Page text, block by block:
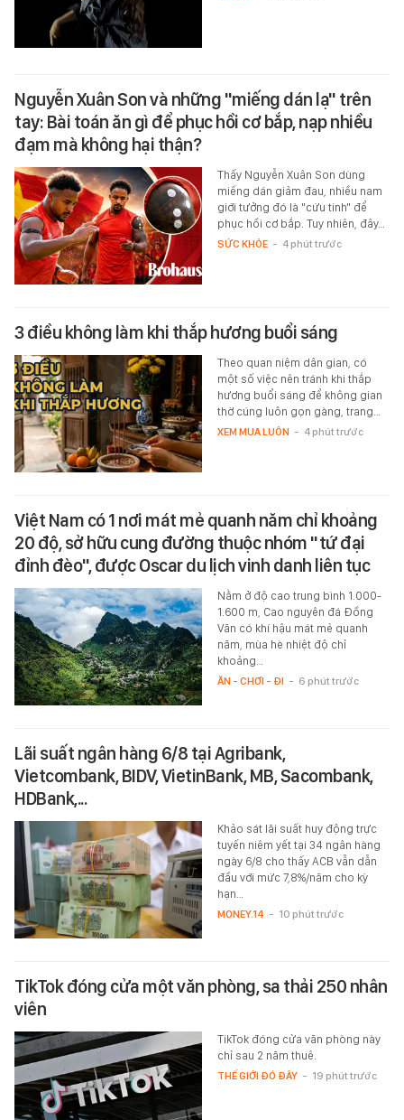
Nguyễn Xuân Son và những "miếng dán lạ" trên
tay: Bài toán ăn gì để phục hồi cơ bắp, nạp nhiều
đạm mà không hại thận?
Thấy Nguyễn Xuân Son dùng
miếng dán giảm đau, nhiều nam
giới tưởng đó là "cứu tinh" để
phục hồi cơ bắp. Tuy nhiên, đây…
SỨC KHỎE - 4 phút trước
3 điều không làm khi thắp hương buổi sáng
Theo quan niệm dân gian, có
một số việc nên tránh khi thắp
hương buổi sáng để không gian
thờ cúng luôn gọn gàng, trang…
XEM MUA LUÔN - 4 phút trước
Việt Nam có 1 nơi mát mẻ quanh năm chỉ khoảng
20 độ, sở hữu cung đường thuộc nhóm "tứ đại
đỉnh đèo", được Oscar du lịch vinh danh liên tục
Nằm ở độ cao trung bình 1.000-
1.600 m, Cao nguyên đá Đồng
Văn có khí hậu mát mẻ quanh
năm, mùa hè nhiệt độ chỉ
khoảng…
ĂN - CHƠI - ĐI - 6 phút trước
Lãi suất ngân hàng 6/8 tại Agribank,
Vietcombank, BIDV, VietinBank, MB, Sacombank,
HDBank,...
Khảo sát lãi suất huy động trực
tuyến niêm yết tại 34 ngân hàng
ngày 6/8 cho thấy ACB vẫn dẫn
đầu với mức 7,8%/năm cho kỳ
hạn…
MONEY.14 - 10 phút trước
TikTok đóng cửa một văn phòng, sa thải 250 nhân
viên
TikTok đóng cửa văn phòng này
chỉ sau 2 năm thuê.
THẾ GIỚI ĐÓ ĐÂY - 19 phút trước